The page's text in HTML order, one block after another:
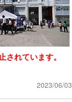
れています。
2023/06/03